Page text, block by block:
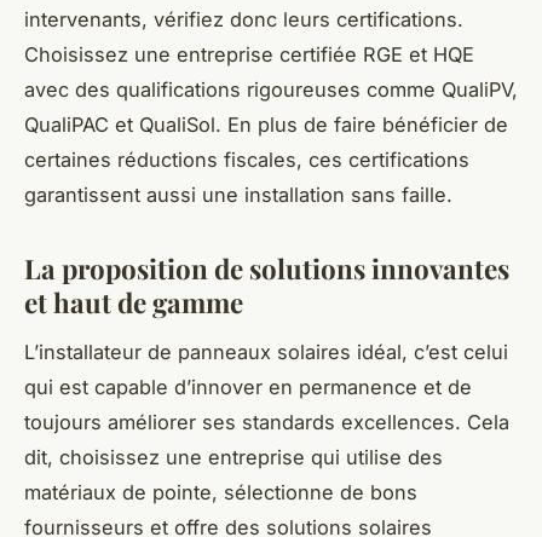
intervenants, vérifiez donc leurs certifications.
Choisissez une entreprise certifiée RGE et HQE
avec des qualifications rigoureuses comme QualiPV,
QualiPAC et QualiSol. En plus de faire bénéficier de
certaines réductions fiscales, ces certifications
garantissent aussi une installation sans faille.
La proposition de solutions innovantes
et haut de gamme
L’installateur de panneaux solaires idéal, c’est celui
qui est capable d’innover en permanence et de
toujours améliorer ses standards excellences. Cela
dit, choisissez une entreprise qui utilise des
matériaux de pointe, sélectionne de bons
fournisseurs et offre des solutions solaires